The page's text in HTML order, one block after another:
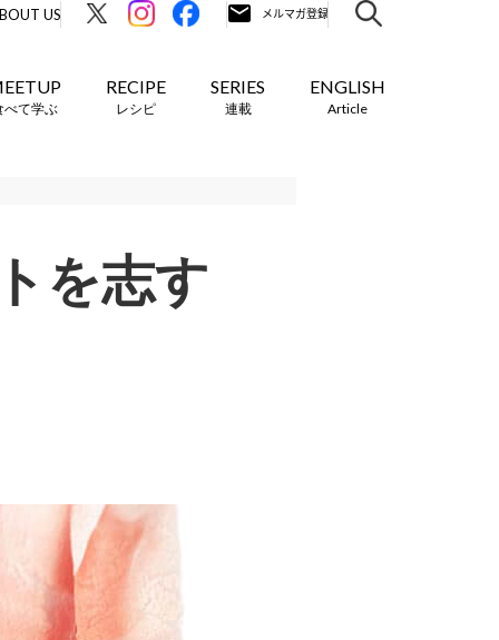
US
べて学ぶ
RECIPE
レシピ
SERIES
連載
ENGLISH
Article
を志す